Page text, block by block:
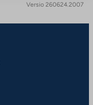
Versio 260624.2007